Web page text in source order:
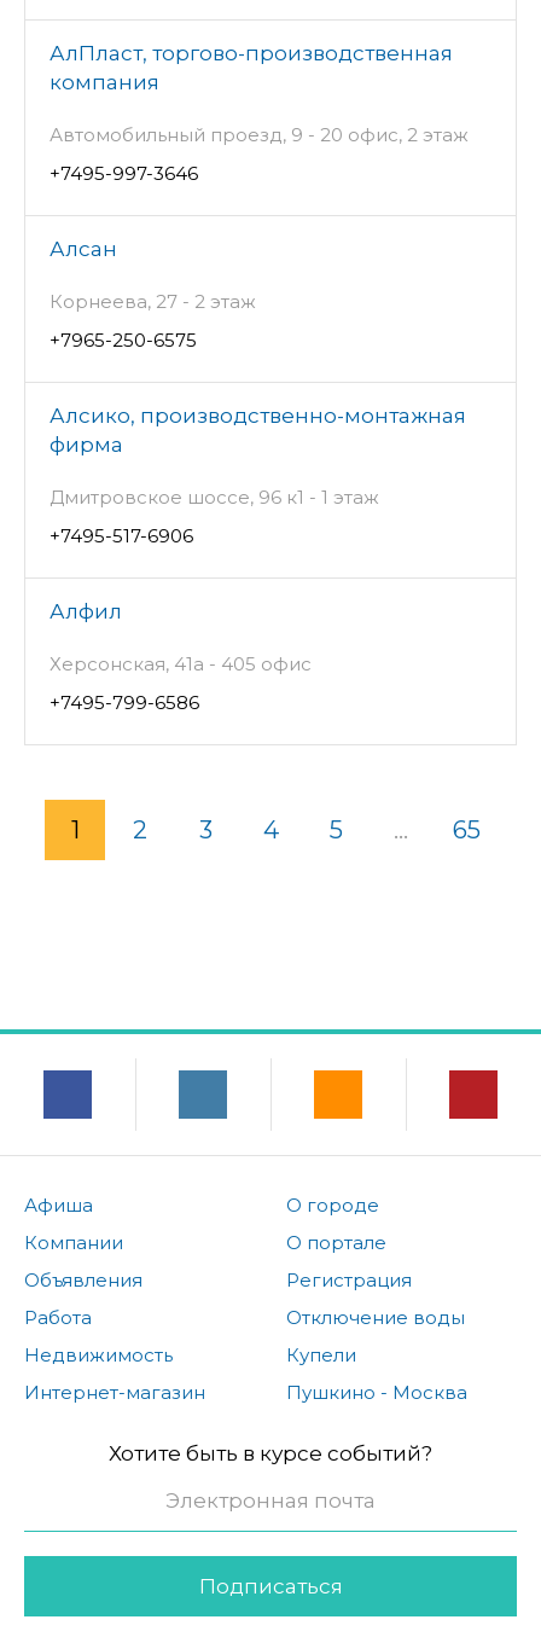
АлПласт, торгово-производственная
компания
Автомобильный проезд, 9 - 20 офис, 2 этаж
+7495-997-3646
Алсан
Корнеева, 27 - 2 этаж
+7965-250-6575
Алсико, производственно-монтажная
фирма
Дмитровское шоссе, 96 к1 - 1 этаж
+7495-517-6906
Алфил
Херсонская, 41а - 405 офис
+7495-799-6586
1 2 3 4 5 ... 65
Афиша
Компании
Объявления
Работа
Недвижимость
Интернет-магазин
О городе
О портале
Регистрация
Отключение воды
Купели
Пушкино - Москва
Хотите быть в курсе событий?
Подписаться